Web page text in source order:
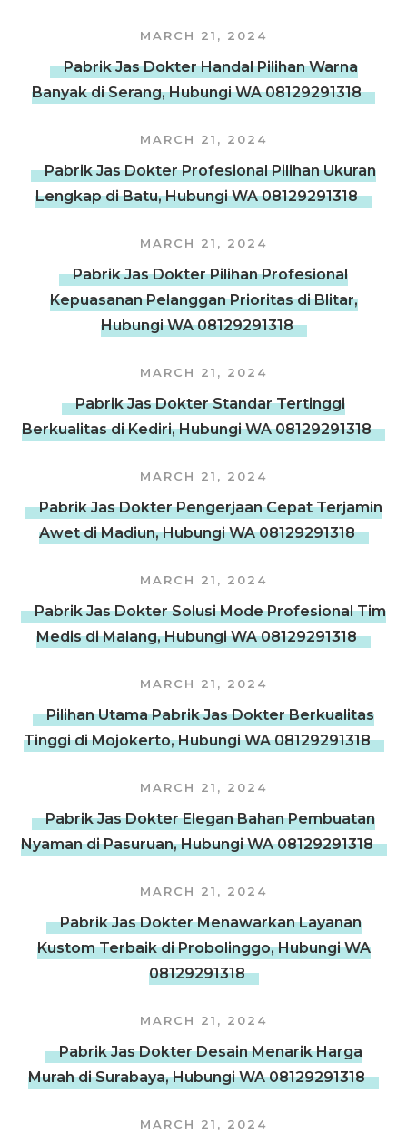
MARCH 21, 2024
Pabrik Jas Dokter Handal Pilihan Warna
Banyak di Serang, Hubungi WA 08129291318
MARCH 21, 2024
Pabrik Jas Dokter Profesional Pilihan Ukuran
Lengkap di Batu, Hubungi WA 08129291318
MARCH 21, 2024
Pabrik Jas Dokter Pilihan Profesional
Kepuasanan Pelanggan Prioritas di Blitar,
Hubungi WA 08129291318
MARCH 21, 2024
Pabrik Jas Dokter Standar Tertinggi
Berkualitas di Kediri, Hubungi WA 08129291318
MARCH 21, 2024
Pabrik Jas Dokter Pengerjaan Cepat Terjamin
Awet di Madiun, Hubungi WA 08129291318
MARCH 21, 2024
Pabrik Jas Dokter Solusi Mode Profesional Tim
Medis di Malang, Hubungi WA 08129291318
MARCH 21, 2024
Pilihan Utama Pabrik Jas Dokter Berkualitas
Tinggi di Mojokerto, Hubungi WA 08129291318
MARCH 21, 2024
Pabrik Jas Dokter Elegan Bahan Pembuatan
Nyaman di Pasuruan, Hubungi WA 08129291318
MARCH 21, 2024
Pabrik Jas Dokter Menawarkan Layanan
Kustom Terbaik di Probolinggo, Hubungi WA
08129291318
MARCH 21, 2024
Pabrik Jas Dokter Desain Menarik Harga
Murah di Surabaya, Hubungi WA 08129291318
MARCH 21, 2024